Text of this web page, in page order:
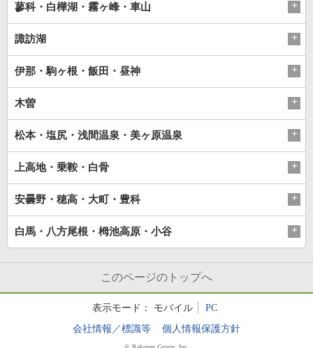
蓼科・白樺湖・霧ヶ峰・車山
諏訪湖
伊那・駒ヶ根・飯田・昼神
木曽
松本・塩尻・浅間温泉・美ヶ原温泉
上高地・乗鞍・白骨
安曇野・穂高・大町・豊科
白馬・八方尾根・栂池高原・小谷
このページのトップへ
表示モード： モバイル
PC
会社情報／標識等
個人情報保護方針